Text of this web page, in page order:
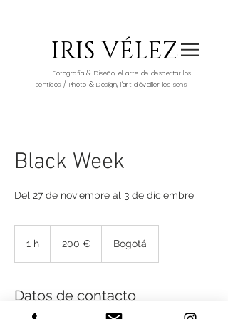
IRIS VÉLEZ
Fotografía& Diseño, el arte de despertar los
sentidos / Photo & Design, l'art d'éveiller les sens
Black Week
Del 27 de noviembre al 3 de diciembre
1 h 200 € Bogotá
Datos de contacto